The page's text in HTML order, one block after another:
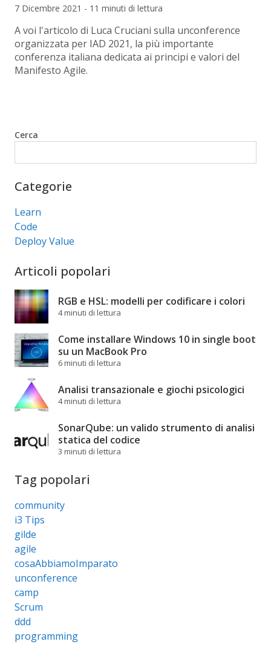
7 Dicembre 2021 - 11 minuti di lettura
A voi l'articolo di Luca Cruciani sulla unconference
organizzata per IAD 2021, la più importante
conferenza italiana dedicata ai principi e valori del
Manifesto Agile.
Cerca
Categorie
Learn
Code
Deploy Value
Articoli popolari
RGB e HSL: modelli per codificare i colori
4 minuti di lettura
Come installare Windows 10 in single boot
su un MacBook Pro
6 minuti di lettura
Analisi transazionale e giochi psicologici
4 minuti di lettura
SonarQube: un valido strumento di analisi
statica del codice
3 minuti di lettura
Tag popolari
community
i3 Tips
gilde
agile
cosaAbbiamoImparato
unconference
camp
Scrum
ddd
programming